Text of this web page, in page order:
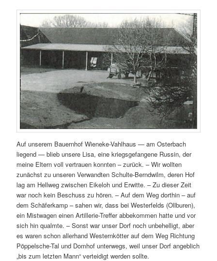
Auf unserem Bauernhof Wieneke-Vahlhaus — am Osterbach
liegend — blieb unsere Lisa, eine kriegsgefangene Russin, der
meine Eltern voll vertrauen konnten – zurück. – Wir wollten
zunächst zu unseren Verwandten Schulte-Berndwilm, deren Hof
lag am Hellweg zwischen Eikeloh und Erwitte. – Zu dieser Zeit
war noch kein Beschuss zu hören. – Auf dem Weg dorthin – auf
dem Schäferkamp – sahen wir, dass bei Westerfelds (Ollburen),
ein Mistwagen einen Artillerie-Treffer abbekommen hatte und vor
sich hin qualmte. – Sonst war unser Dorf noch unbehelligt, aber
es waren schon allerhand Westernkötter auf dem Weg Richtung
Pöppelsche-Tal und Domhof unterwegs, weil unser Dorf angeblich
„bis zum letzten Mann“ verteidigt werden sollte.